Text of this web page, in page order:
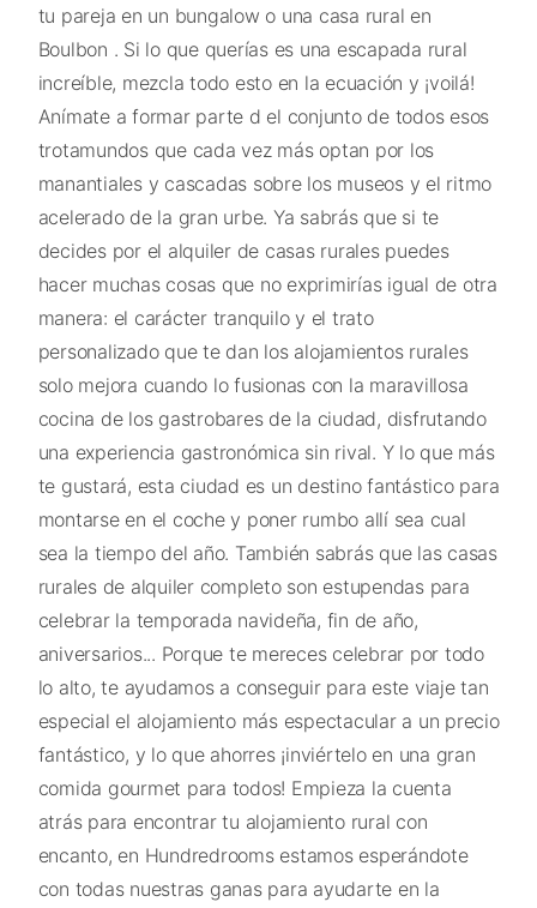
tu pareja en un bungalow o una casa rural en
Boulbon . Si lo que querías es una escapada rural
increíble, mezcla todo esto en la ecuación y ¡voilá!
Anímate a formar parte d el conjunto de todos esos
trotamundos que cada vez más optan por los
manantiales y cascadas sobre los museos y el ritmo
acelerado de la gran urbe. Ya sabrás que si te
decides por el alquiler de casas rurales puedes
hacer muchas cosas que no exprimirías igual de otra
manera: el carácter tranquilo y el trato
personalizado que te dan los alojamientos rurales
solo mejora cuando lo fusionas con la maravillosa
cocina de los gastrobares de la ciudad, disfrutando
una experiencia gastronómica sin rival. Y lo que más
te gustará, esta ciudad es un destino fantástico para
montarse en el coche y poner rumbo allí sea cual
sea la tiempo del año. También sabrás que las casas
rurales de alquiler completo son estupendas para
celebrar la temporada navideña, fin de año,
aniversarios... Porque te mereces celebrar por todo
lo alto, te ayudamos a conseguir para este viaje tan
especial el alojamiento más espectacular a un precio
fantástico, y lo que ahorres ¡inviértelo en una gran
comida gourmet para todos! Empieza la cuenta
atrás para encontrar tu alojamiento rural con
encanto, en Hundredrooms estamos esperándote
con todas nuestras ganas para ayudarte en la